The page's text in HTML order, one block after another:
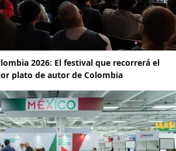
2026: El festival que recorrerá el
plato de autor de Colombia